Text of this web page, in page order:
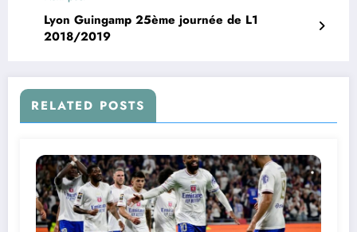
Lyon Guingamp 25ème journée de L1
2018/2019
RELATED POSTS